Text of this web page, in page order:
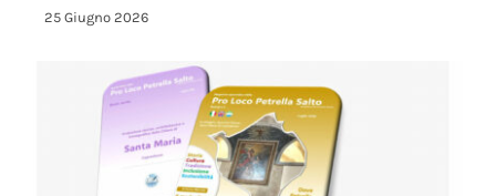
25 Giugno 2026
la Pro Loco di Petrella Salto presenta il